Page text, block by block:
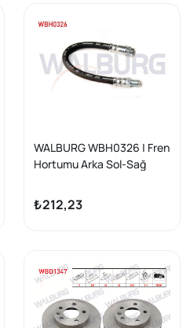
III 1.5 DCI-16İ 16V 2009-| 2
WALBURG WBH0326 | Fren
Hortumu Arka Sol-Sağ
2000-2006 / Opel Tigra B
2004-| 2 Adet
₺212,23